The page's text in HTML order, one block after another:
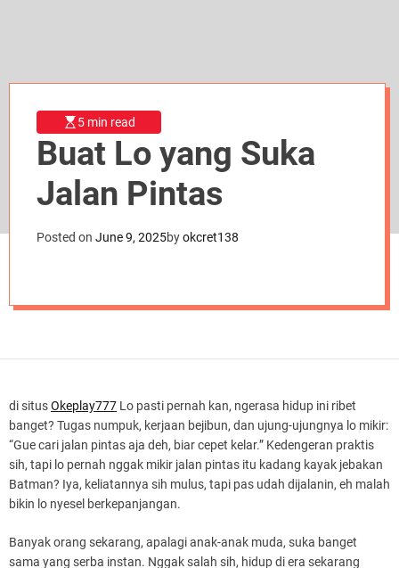
5 min read
Buat Lo yang Suka
Jalan Pintas
Posted on June 9, 2025byokcret138
di situsOkeplay777 Lo pasti pernah kan, ngerasa hidup ini ribet
banget? Tugas numpuk, kerjaan bejibun, dan ujung-ujungnya lo mikir:
“Gue cari jalan pintas aja deh, biar cepet kelar.” Kedengeran praktis
sih, tapi lo pernah nggak mikir jalan pintas itu kadang kayak jebakan
Batman? Iya, keliatannya sih mulus, tapi pas udah dijalanin, eh malah
bikin lo nyesel berkepanjangan.
Banyak orang sekarang, apalagi anak-anak muda, suka banget
sama yang serba instan. Nggak salah sih, hidup di era sekarang